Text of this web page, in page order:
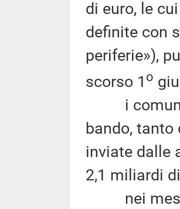
di euro, le
definite con
periferie»),
scorso 1 o
i comuni
bando, tanto
inviate dalle
2,1 miliardi
nei mesi